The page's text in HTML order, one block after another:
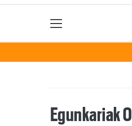
Egunkariak 0